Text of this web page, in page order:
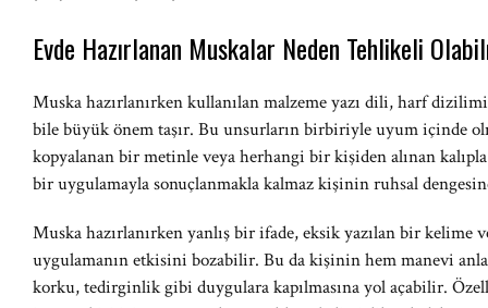
Evde Hazırlanan Muskalar Neden Tehlikeli
Muska hazırlanırken kullanılan malzeme yazı dili, harf
bile büyük önem taşır. Bu unsurların birbiriyle uyum içinde
kopyalanan bir metinle veya herhangi bir kişiden alınan
bir uygulamayla sonuçlanmakla kalmaz kişinin ruhsal
Muska hazırlanırken yanlış bir ifade, eksik yazılan bir kelime
uygulamanın etkisini bozabilir. Bu da kişinin hem manevi
korku, tedirginlik gibi duygulara kapılmasına yol açabilir.